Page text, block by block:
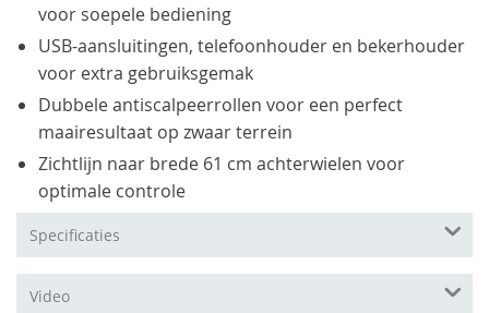
voor soepele bediening
USB-aansluitingen, telefoonhouder en bekerhouder
voor extra gebruiksgemak
Dubbele antiscalpeerrollen voor een perfect
maairesultaat op zwaar terrein
Zichtlijn naar brede 61 cm achterwielen voor
optimale controle
Specificaties
Video